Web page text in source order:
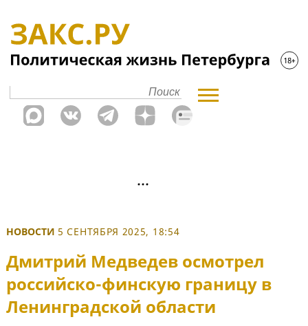
НОВОСТИ 5 СЕНТЯБРЯ 2025, 18:54
Дмитрий Медведев осмотрел
российско-финскую границу в
Ленинградской области